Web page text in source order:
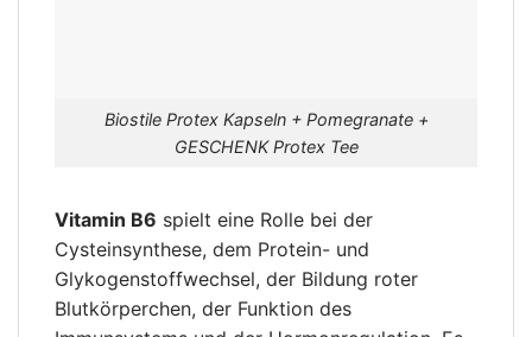
Biostile Protex Kapseln + Pomegranate +
GESCHENK Protex Tee
Vitamin B6 spielt eine Rolle bei der
Cysteinsynthese, dem Protein- und
Glykogenstoffwechsel, der Bildung roter
Blutkörperchen, der Funktion des